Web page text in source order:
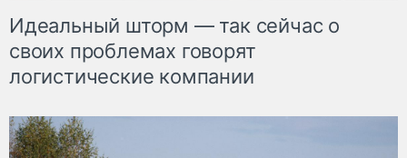
Идеальный шторм — так сейчас о
своих проблемах говорят
логистические компании